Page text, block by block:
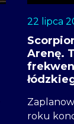
22 lipca
Arenę.
roku